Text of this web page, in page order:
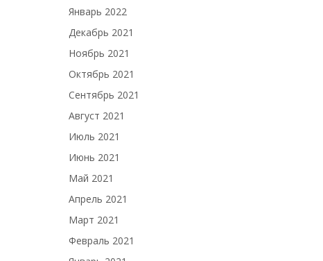
Январь 2022
Декабрь 2021
Ноябрь 2021
Октябрь 2021
Сентябрь 2021
Август 2021
Июль 2021
Июнь 2021
Май 2021
Апрель 2021
Март 2021
Февраль 2021